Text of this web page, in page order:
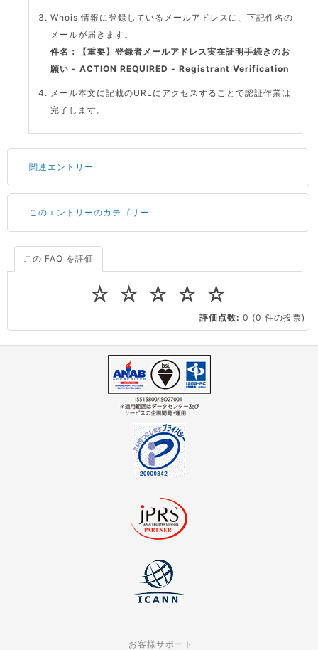
Whois 情報に登録しているメールアドレスに、下記件名の
メールが届きます。
件名：【重要】登録者メールアドレス実在証明手続きのお
願い - ACTION REQUIRED - Registrant Verification
メール本文に記載のURLにアクセスすることで認証作業は
完了します。
関連エントリー
サーバーが重いので調査してほしい
一つの IP アドレスに複数のウェブサイトを公開したい
CPUやメモリをアップグレードしたい
virtio とは何ですか？
ストレージ容量を追加できますか？
このエントリーのカテゴリー
ドメインの管理・移転
ドメインの管理・移転 ドメインの取得・管理・更新
この FAQ を評価
☆
☆
☆
☆
☆
評価点数: 0 (0 件の投票)
お客様サポート